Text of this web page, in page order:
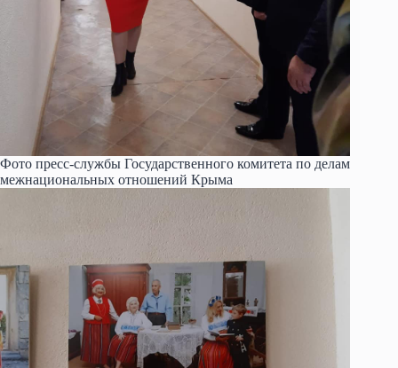
Фото пресс-службы Государственного комитета по делам
межнациональных отношений Крыма